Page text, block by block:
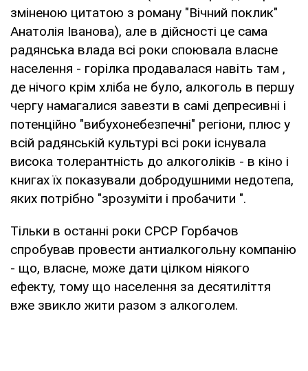
зміненою цитатою з роману "Вічний поклик"
Анатолія Іванова), але в дійсності це сама
радянська влада всі роки споювала власне
населення - горілка продавалася навіть там ,
де нічого крім хліба не було, алкоголь в першу
чергу намагалися завезти в самі депресивні і
потенційно "вибухонебезпечні" регіони, плюс у
всій радянській культурі всі роки існувала
висока толерантність до алкоголіків - в кіно і
книгах їх показували добродушними недотепа,
яких потрібно "зрозуміти і пробачити ".
Тільки в останні роки СРСР Горбачов
спробував провести антиалкогольну компанію
- що, власне, може дати цілком ніякого
ефекту, тому що населення за десятиліття
вже звикло жити разом з алкоголем.